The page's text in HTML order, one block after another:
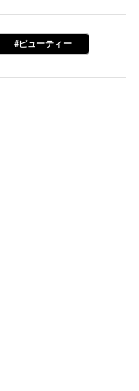
#ビューティー